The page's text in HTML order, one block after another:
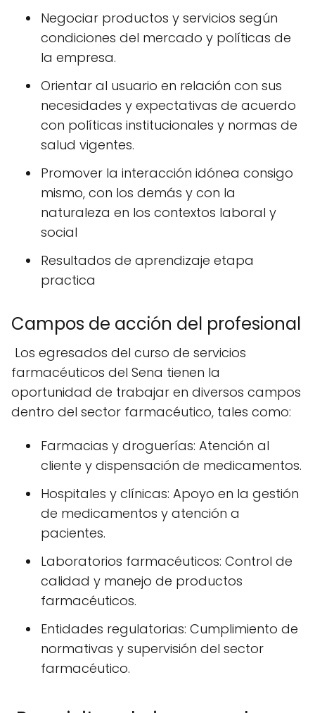
Negociar productos y servicios según
condiciones del mercado y políticas de
la empresa.
Orientar al usuario en relación con sus
necesidades y expectativas de acuerdo
con políticas institucionales y normas de
salud vigentes.
Promover la interacción idónea consigo
mismo, con los demás y con la
naturaleza en los contextos laboral y
social
Resultados de aprendizaje etapa
practica
Campos de acción del profesional
Los egresados del curso de servicios
farmacéuticos del Sena tienen la
oportunidad de trabajar en diversos campos
dentro del sector farmacéutico, tales como:
Farmacias y droguerías: Atención al
cliente y dispensación de medicamentos.
Hospitales y clínicas: Apoyo en la gestión
de medicamentos y atención a
pacientes.
Laboratorios farmacéuticos: Control de
calidad y manejo de productos
farmacéuticos.
Entidades regulatorias: Cumplimiento de
normativas y supervisión del sector
farmacéutico.